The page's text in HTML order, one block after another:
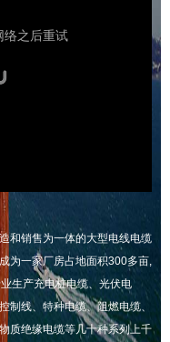
和销售为一体的大型电线电缆
为一家厂房占地面积300多亩,
生产充电桩电缆、光伏电
制线、特种电缆、阻燃电缆、
质绝缘电缆等几十种系列上千